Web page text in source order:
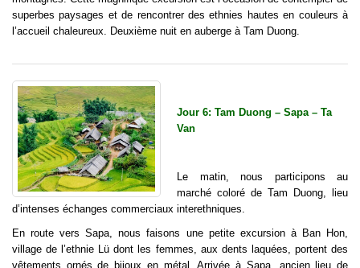
superbes paysages et de rencontrer des ethnies hautes en couleurs à
l’accueil chaleureux. Deuxième nuit en auberge à Tam Duong.
Jour 6: Tam Duong – Sapa – Ta
Van
Le matin, nous participons au
marché coloré de Tam Duong, lieu
d’intenses échanges commerciaux interethniques.
En route vers Sapa, nous faisons une petite excursion à Ban Hon,
village de l’ethnie Lü dont les femmes, aux dents laquées, portent des
vêtements ornés de bijoux en métal. Arrivée à Sapa, ancien lieu de